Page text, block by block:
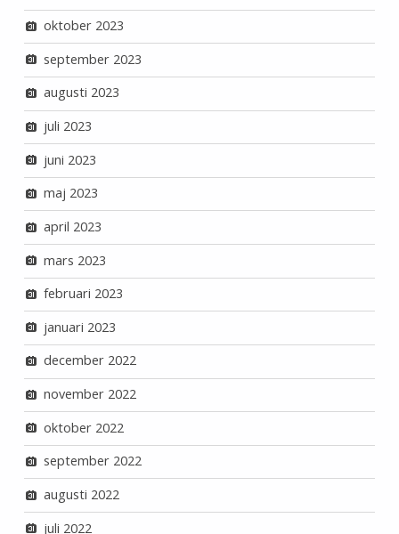
oktober 2023
september 2023
augusti 2023
juli 2023
juni 2023
maj 2023
april 2023
mars 2023
februari 2023
januari 2023
december 2022
november 2022
oktober 2022
september 2022
augusti 2022
juli 2022